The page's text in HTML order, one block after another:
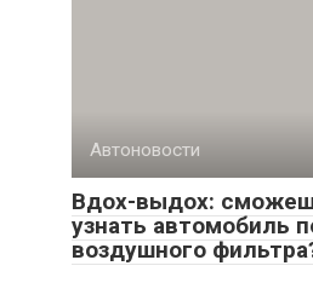
Автоновости
Вдох-выдох:
узнать автомобиль
воздушного